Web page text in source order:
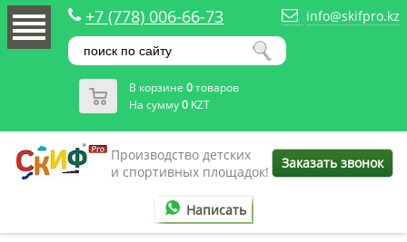
+7 (778) 006-66-73 info@skifpro.kz
В корзине 0товаров
На сумму0 KZT
Производство детских
и спортивных площадок!
Заказать звонок
Написать